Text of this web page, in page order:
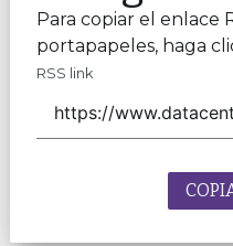
Para copiar el enlace
portapapeles, haga
RSS link